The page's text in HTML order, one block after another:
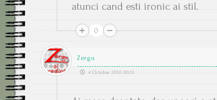
atunci cand esti ironic ai stil.
0
Zergu
4 October 2010 00:13